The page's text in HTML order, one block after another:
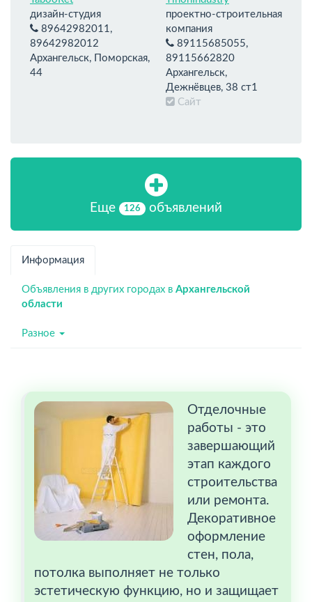
дизайн-студия
89642982011,
89642982012
Архангельск, Поморская,
44
проектно-строительная
компания
89115685055,
89115662820
Архангельск,
Дежнёвцев, 38 ст1
Сайт
Еще 126 объявлений
Информация
Объявления в других городах в Архангельской
области
Разное
Отделочные
работы - это
завершающий
этап каждого
строительства
или ремонта.
Декоративное
оформление
стен, пола,
потолка выполняет не только
эстетическую функцию, но и защищает